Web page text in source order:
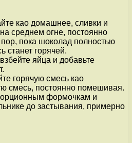
као домашнее, сливки и
среднем огне, постоянно
пока шоколад полностью
станет горячей.
яйца и добавьте
горячую смесь као
смесь, постоянно помешивая.
формочкам и
до застывания, примерно